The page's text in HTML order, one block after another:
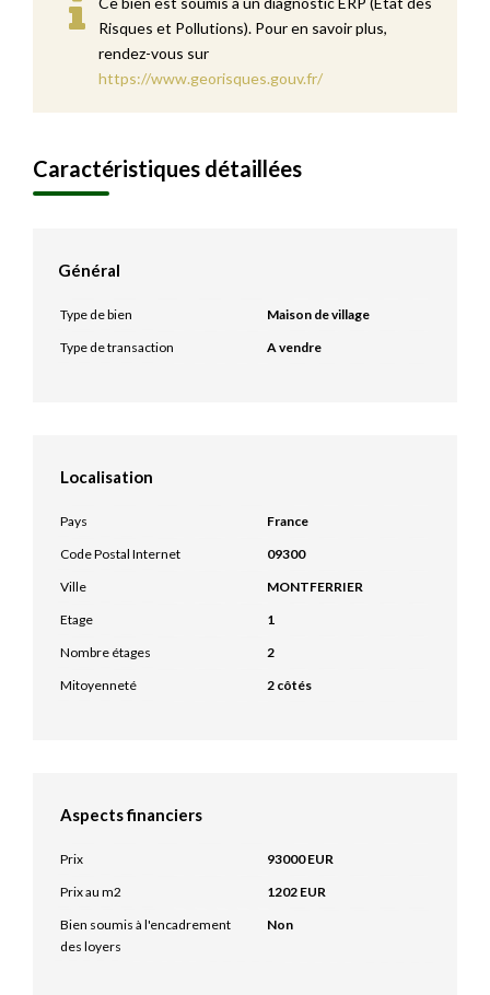
Risques et Pollutions). Pour en savoir plus,
rendez-vous sur
https://www.georisques.gouv.fr/
Caractéristiques détaillées
Général
Type de bien
Maison de village
Type de transaction
A vendre
Localisation
Pays
France
Code Postal Internet
09300
Ville
MONTFERRIER
Etage
1
Nombre étages
2
Mitoyenneté
2 côtés
Aspects financiers
Prix
93000 EUR
Prix au m2
1202 EUR
Bien soumis à l'encadrement
des loyers
Non